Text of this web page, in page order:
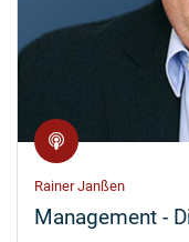
Rainer Janßen
Management -